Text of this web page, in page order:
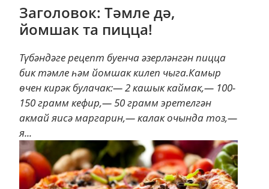
Заголовок: Тәмле дә,
йомшак та пицца!
Түбәндәге рецепт буенча әзерләнгән пицца
бик тәмле һәм йомшак килеп чыга.Камыр
өчен кирәк булачак:— 2 кашык каймак,— 100-
150 грамм кефир,— 50 грамм эретелгән
акмай яисә маргарин,— калак очында тоз,—
я...